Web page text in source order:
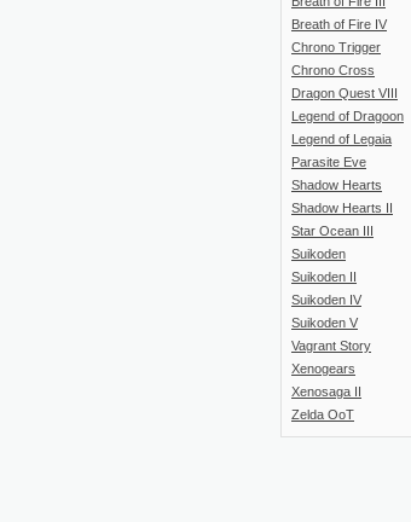
Breath of Fire IV
Chrono Trigger
Chrono Cross
Dragon Quest VIII
Legend of Dragoon
Legend of Legaia
Parasite Eve
Shadow Hearts
Shadow Hearts II
Star Ocean III
Suikoden
Suikoden II
Suikoden IV
Suikoden V
Vagrant Story
Xenogears
Xenosaga II
Zelda OoT